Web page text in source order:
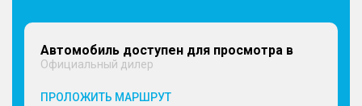
Автомобиль доступен для просмотра в
Официальный дилер
ПРОЛОЖИТЬ МАРШРУТ